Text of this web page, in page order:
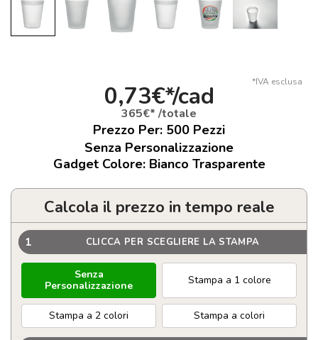
*IVA esclusa
0,73€*/cad
365€* /totale
Prezzo Per: 500 Pezzi
Senza Personalizzazione
Gadget Colore: Bianco Trasparente
Calcola il prezzo in tempo reale
1 CLICCA PER SCEGLIERE LA STAMPA
Senza
Personalizzazione
Stampa a 1 colore
Stampa a 2 colori Stampa a colori